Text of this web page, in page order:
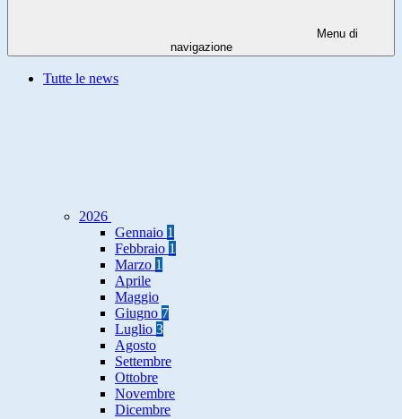
Menu di
navigazione
Tutte le news
2026
Gennaio 1
Febbraio 1
Marzo 1
Aprile
Maggio
Giugno 7
Luglio 3
Agosto
Settembre
Ottobre
Novembre
Dicembre